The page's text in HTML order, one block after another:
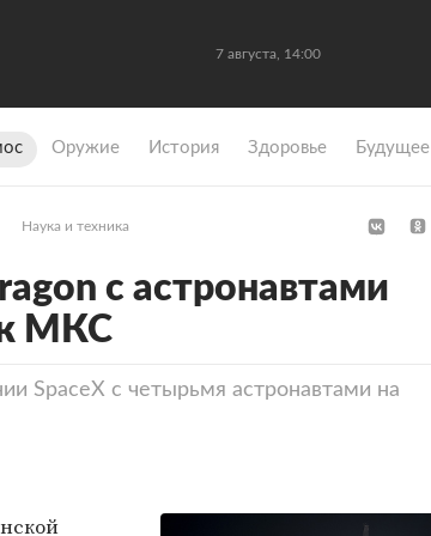
7 августа, 14:00
Оружие История Здоровье Будущее
Наука и техника
с астронавтами
к МКС
SpaceX с четырьмя астронавтами на